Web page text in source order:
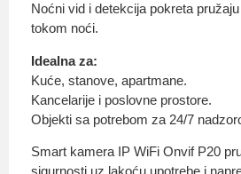
Noćni vid i detekcija pokreta
tokom noći.
Idealna za:
Kuće, stanove, apartmane.
Kancelarije i poslovne prostore.
Objekti sa potrebom za 24/7
Smart kamera IP WiFi Onvif P20
sigurnosti uz lakoću upotrebe i